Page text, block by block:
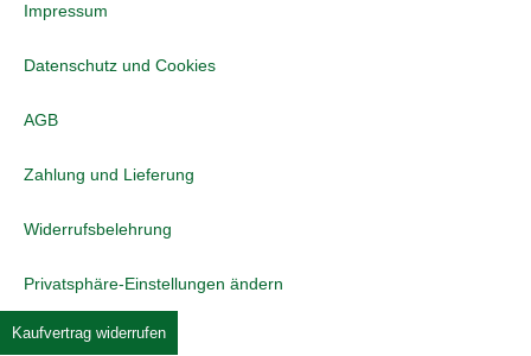
Impressum
Datenschutz und Cookies
AGB
Zahlung und Lieferung
Widerrufsbelehrung
Privatsphäre-Einstellungen ändern
Kaufvertrag widerrufen